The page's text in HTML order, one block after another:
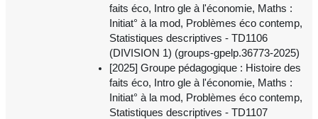
faits éco, Intro gle à l'économie, Maths :
Initiat° à la mod, Problèmes éco contemp,
Statistiques descriptives - TD1106
(DIVISION 1) (groups-gpelp.36773-2025)
[2025] Groupe pédagogique : Histoire des
faits éco, Intro gle à l'économie, Maths :
Initiat° à la mod, Problèmes éco contemp,
Statistiques descriptives - TD1107